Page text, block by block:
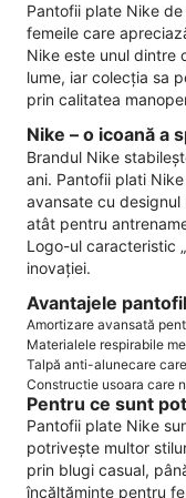
Pantofii plate Nike
femeile care
Nike este unul dintre
lume, iar colecția sa
prin calitatea
Nike – o icoană a
Brandul Nike
ani. Pantofii plati
avansate cu
atât pentru
Logo-ul caracteristic
inovației.
Avantajele
Amortizare avansată
Materialele respirabile
Talpă anti-alunecare
Constructie usoara care
Pentru ce sunt
Pantofii plate Nike
potrivește multor
prin blugi casual,
încălțăminte pentru